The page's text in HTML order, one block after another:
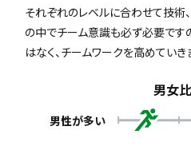
それぞれのレベルに合わせて技術
の中でチーム意識も必ず必要です
はなく、チームワークを高めていき
男女
男性が多い